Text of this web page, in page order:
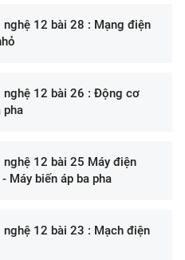
12 bài 28 : Mạng điện
nghệ 12 bài 26 : Động cơ
pha
12 bài 25 Máy điện
Máy biến áp ba pha
12 bài 23 : Mạch điện